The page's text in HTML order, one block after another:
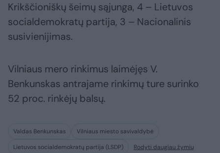
Krikščioniškų šeimų sąjunga, 4 – Lietuvos
socialdemokratų partija, 3 – Nacionalinis
susivienijimas.
Vilniaus mero rinkimus laimėjęs V.
Benkunskas antrajame rinkimų ture surinko
52 proc. rinkėjų balsų.
Valdas Benkunskas
Vilniaus miesto savivaldybė
Lietuvos socialdemokratų partija (LSDP)
Rodyti daugiau žymių